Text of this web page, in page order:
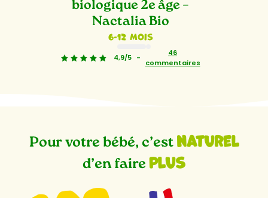
biologique 2e âge –
Nactalia Bio
6-12 mois
4,9/5 -
46
commentaires
Pour votre bébé, c’est naturel
d’en faire plus